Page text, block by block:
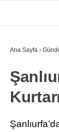
GÜNDEM
EKONOMI
FINANS
Ana Sayfa ›